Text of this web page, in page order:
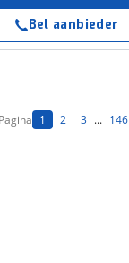
Bel aanbieder
Pagina 1 2 3 ... 146